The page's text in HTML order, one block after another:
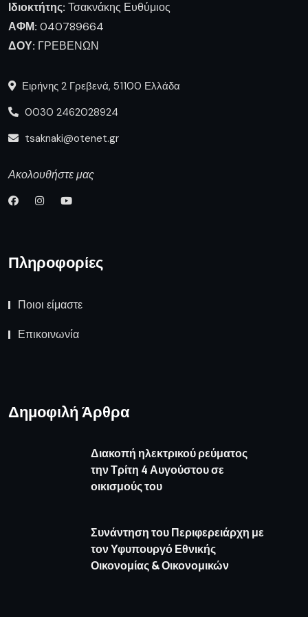
tsaknaki@otenet.gr
Ακολουθήστε μας
Ποιοι είμαστε
Επικοινωνία
Δημοφιλή Άρθρα
τον Υφυπουργό Εθνικής
Οικονομίας & Οικονομικών